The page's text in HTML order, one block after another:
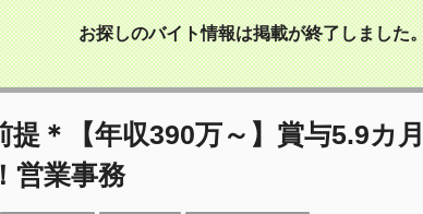
お探しのバイト情報は掲載が終了しました
提＊【年収390万～】賞与5.9カ
営業事務